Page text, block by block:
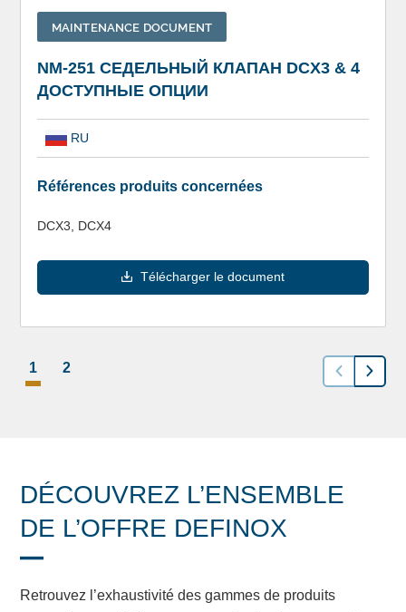
MAINTENANCE DOCUMENT
NM-251 СЕДЕЛЬНЫЙ КЛАПАН DCX3 & 4
ДОСТУПНЫЕ ОПЦИИ
RU
Références produits concernées
DCX3, DCX4
Télécharger le document
1 2
DÉCOUVREZ L’ENSEMBLE
DE L’OFFRE DEFINOX
Retrouvez l’exhaustivité des gammes de produits